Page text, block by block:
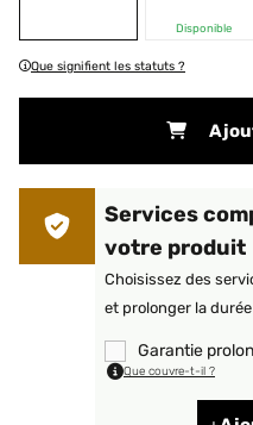
Disponible
Que signifient les statuts ?
Services
votre produit
Choisissez des
et prolonger la
Garantie
Que couvre-t-il ?